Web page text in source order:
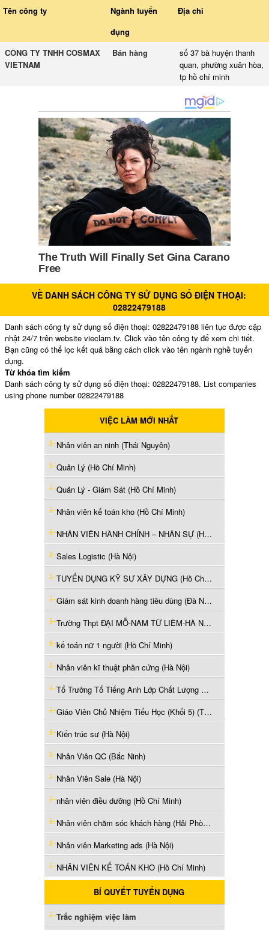
Tên công ty
Ngành tuyển
dụng
Địa chỉ
CÔNG TY TNHH COSMAX
VIETNAM
Bán hàng
số 37 bà huyện thanh
quan, phường xuân hòa,
tp hồ chí minh
VỀ DANH SÁCH CÔNG TY SỬ DỤNG SỐ ĐIỆN THOẠI:
02822479188
Danh sách công ty sử dụng số điện thoại: 02822479188 liên tục được cập
nhật 24/7 trên website vieclam.tv. Click vào tên công ty để xem chi tiết.
Bạn cũng có thể lọc kết quả bằng cách click vào tên ngành nghề tuyển
dụng.
Từ khóa tìm kiếm
Danh sách công ty sử dụng số điện thoại: 02822479188. List companies
using phone number 02822479188
VIỆC LÀM MỚI NHẤT
Nhân viên an ninh (Thái Nguyên)
Quản Lý (Hồ Chí Minh)
Quản Lý - Giám Sát (Hồ Chí Minh)
Nhân viên kế toán kho (Hồ Chí Minh)
NHÂN VIÊN HÀNH CHÍNH – NHÂN SỰ (Hà Nội)
Sales Logistic (Hà Nội)
TUYỂN DỤNG KỸ SƯ XÂY DỰNG (Hồ Chí Minh)
Giám sát kinh doanh hàng tiêu dùng (Đà Nẵng)
Trường Thpt ĐẠI MỖ-NAM TỪ LIÊM-HÀ NỘI có nhu cầu tuyển dụng các vị trí Giáo viên VĂN, LÝ, SINH, SỬ, ĐỊA - Mỗi vị trí 2 giáo viên. (Hà Nội)
kế toán nữ 1 người (Hồ Chí Minh)
Nhân viên kĩ thuật phần cứng (Hà Nội)
Tổ Trưởng Tổ Tiếng Anh Lớp Chất Lượng Cao (Thái Nguyên)
Giáo Viên Chủ Nhiệm Tiểu Học (Khối 5) (Thái Nguyên)
Kiến trúc sư (Hà Nội)
Nhân Viên QC (Bắc Ninh)
Nhân Viên Sale (Hà Nội)
nhân viên điều dưỡng (Hồ Chí Minh)
Nhân viên chăm sóc khách hàng (Hải Phòng)
Nhân viên Marketing ads (Hà Nội)
NHÂN VIÊN KẾ TOÁN KHO (Hồ Chí Minh)
BÍ QUYẾT TUYỂN DỤNG
Trắc nghiệm việc làm